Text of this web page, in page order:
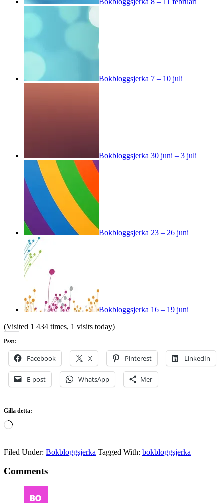
Bokbloggsjerka 7 – 10 juli
Bokbloggsjerka 30 juni – 3 juli
Bokbloggsjerka 23 – 26 juni
Bokbloggsjerka 16 – 19 juni
(Visited 1 434 times, 1 visits today)
Psst:
Facebook X Pinterest LinkedIn
E-post WhatsApp Mer
Gilla detta:
Laddar
Filed Under: Bokbloggsjerka Tagged With: bokbloggsjerka
Comments